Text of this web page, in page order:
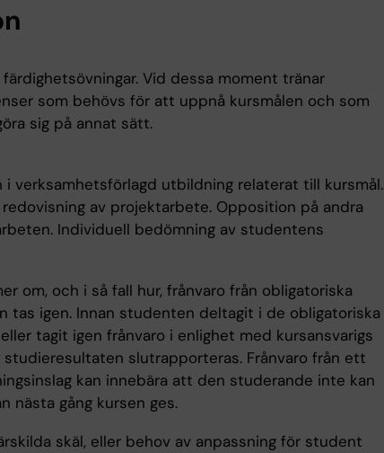
färdighetsövningar. Vid dessa moment tränar
som behövs för att uppnå kursmålen och som
sig på annat sätt.
verksamhetsförlagd utbildning relaterat till kursmål.
av projektarbete. Opposition på andra
Individuell bedömning av studentens
om, och i så fall hur, frånvaro från obligatoriska
tas igen. Innan studenten deltagit i de obligatoriska
tagit igen frånvaro i enlighet med kursansvarigs
studieresultaten slutrapporteras. Frånvaro från ett
kan innebära att den studerande inte kan
nästa gång kursen ges.
skäl, eller behov av anpassning för student